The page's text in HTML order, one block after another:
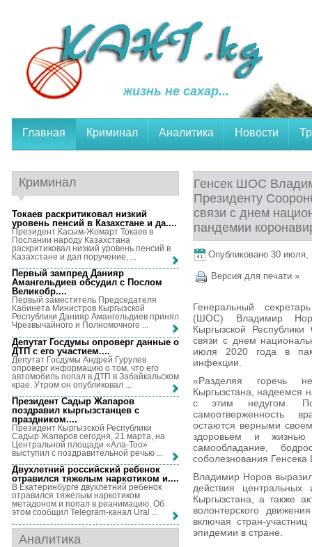
жизнь не сахар...
Главная Криминал Аналитика Новости
Генсек ШОС
Президенту
связи с днем
пандемии
Опубликовано 30 июля,
Версия для печати »
Генеральный
(ШОС) Владимир
Кыргызской
связи с днем
июля 2020 года в
инфекции.
«Разделяя горечь
Кыргызстана, надеемся
с этим недугом.
самоотверженность
остаются верными
здоровьем и жизнью
самообладание,
соболезнования
Владимир Норов
действия
Кыргызстана, а также
волонтерского
включая стран-
эпидемии в стране.
Криминал
Токаев раскритиковал низкий
уровень пенсий в Казахстане и да....
Президент Касым-Жомарт Токаев в
Послании народу Казахстана
раскритиковал низкий уровень пенсий в
Казахстане и дал поручение, ...
Первый зампред Данияр
Амангельдиев обсудил с Послом
Великобр....
Первый заместитель Председателя
Кабинета Министров Кыргызской
Республики Данияр Амангельдиев принял
Чрезвычайного и Полномочного ...
Депутат Госдумы опроверг данные о
ДТП с его участием....
Депутат Госдумы Андрей Гурулев
опроверг информацию о том, что его
автомобиль попал в ДТП в Забайкальском
крае. Утром он опубликовал ...
Президент Садыр Жапаров
поздравил кыргызстанцев с
праздником....
Президент Кыргызской Республики
Садыр Жапаров сегодня, 21 марта, на
Центральной площади «Ала-Тоо»
выступил с поздравительной речью ...
Двухлетний российский ребенок
отравился тяжелым наркотиком и....
В Екатеринбурге двухлетний ребенок
отравился тяжелым наркотиком
метадоном и попал в реанимацию. Об
этом сообщил Telegram-канал Ural ...
Аналитика